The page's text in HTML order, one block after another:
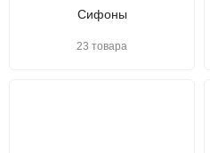
Сифоны
23 товара